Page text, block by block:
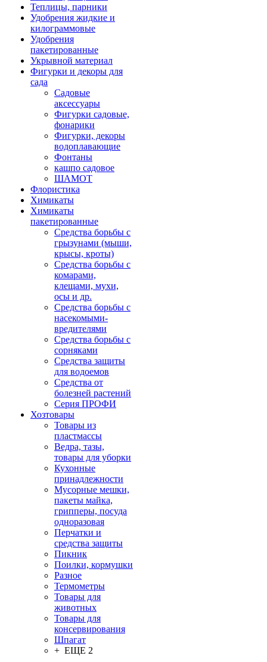
Теплицы, парники
Удобрения жидкие и
килограммовые
Удобрения
пакетированные
Укрывной материал
Фигурки и декоры для
сада
Садовые
аксессуары
Фигурки садовые,
фонарики
Фигурки, декоры
водоплавающие
Фонтаны
кашпо садовое
ШАМОТ
Флористика
Химикаты
Химикаты
пакетированные
Средства борьбы с
грызунами (мыши,
крысы, кроты)
Средства борьбы с
комарами,
клещами, мухи,
осы и др.
Средства борьбы с
насекомыми-
вредителями
Средства борьбы с
сорняками
Средства защиты
для водоемов
Средства от
болезней растений
Серия ПРОФИ
Хозтовары
Товары из
пластмассы
Ведра, тазы,
товары для уборки
Кухонные
принадлежности
Мусорные мешки,
пакеты майка,
грипперы, посуда
одноразовая
Перчатки и
средства защиты
Пикник
Поилки, кормушки
Разное
Термометры
Товары для
животных
Товары для
консервирования
Шпагат
+ ЕЩЕ 2